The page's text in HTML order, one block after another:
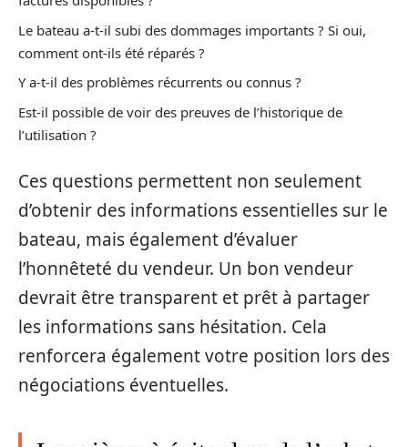
Le bateau a-t-il subi des dommages importants ? Si oui,
comment ont-ils été réparés ?
Y a-t-il des problèmes récurrents ou connus ?
Est-il possible de voir des preuves de l’historique de
l’utilisation ?
Ces questions permettent non seulement
d’obtenir des informations essentielles sur le
bateau, mais également d’évaluer
l’honnêteté du vendeur. Un bon vendeur
devrait être transparent et prêt à partager
les informations sans hésitation. Cela
renforcera également votre position lors des
négociations éventuelles.